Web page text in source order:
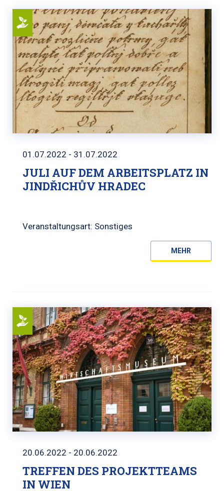
01.07.2022 - 31.07.2022
JULI AUF DEM ARBEITSPLATZ IN
JINDŘICHŮV HRADEC
Veranstaltungsart: Sonstiges
MEHR
20.06.2022 - 20.06.2022
TREFFEN DES PROJEKTTEAMS
IN WIEN